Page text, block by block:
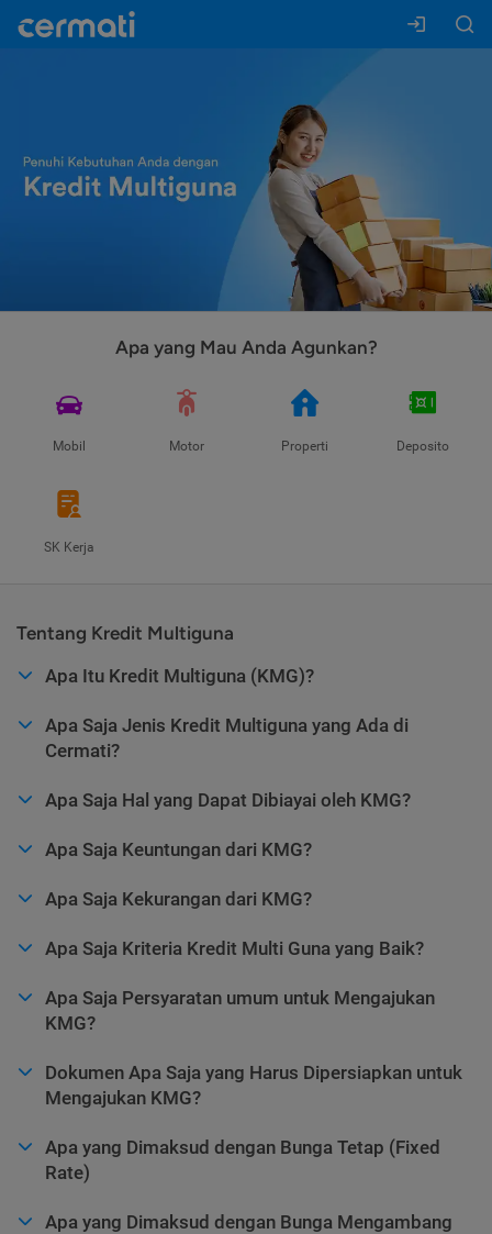
Apa yang Mau Anda Agunkan?
Mobil Motor Properti Deposito
SK Kerja
Tentang Kredit Multiguna
Apa Itu Kredit Multiguna (KMG)?
Apa Saja Jenis Kredit Multiguna yang Ada di
Cermati?
Apa Saja Hal yang Dapat Dibiayai oleh KMG?
Apa Saja Keuntungan dari KMG?
Apa Saja Kekurangan dari KMG?
Apa Saja Kriteria Kredit Multi Guna yang Baik?
Apa Saja Persyaratan umum untuk Mengajukan
KMG?
Dokumen Apa Saja yang Harus Dipersiapkan untuk
Mengajukan KMG?
Apa yang Dimaksud dengan Bunga Tetap (Fixed
Rate)
Apa yang Dimaksud dengan Bunga Mengambang